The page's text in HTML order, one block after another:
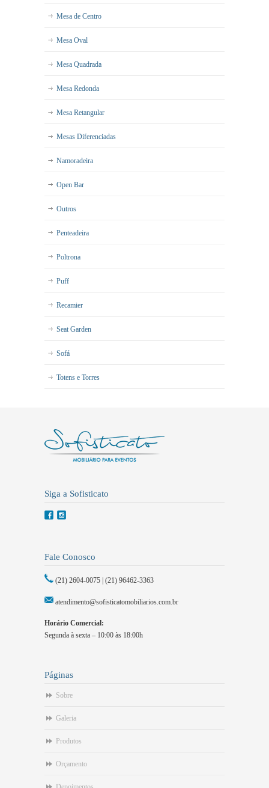
Mesa de Centro
Mesa Oval
Mesa Quadrada
Mesa Redonda
Mesa Retangular
Mesas Diferenciadas
Namoradeira
Open Bar
Outros
Penteadeira
Poltrona
Puff
Recamier
Seat Garden
Sofá
Totens e Torres
Siga a Sofisticato
Fale Conosco
(21) 2604-0075 | (21) 96462-3363
atendimento@sofisticatomobiliarios.com.br
Horário Comercial:
Segunda à sexta – 10:00 às 18:00h
Páginas
Sobre
Galeria
Produtos
Orçamento